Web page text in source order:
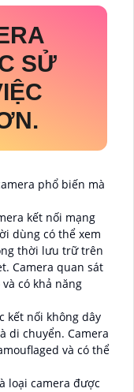
SỬ
phổ biến mà
kết nối mạng
dùng có thể xem
thời lưu trữ trên
Camera quan sát
có khả năng
kết nối không dây
di chuyển. Camera
và có thể
loại camera được